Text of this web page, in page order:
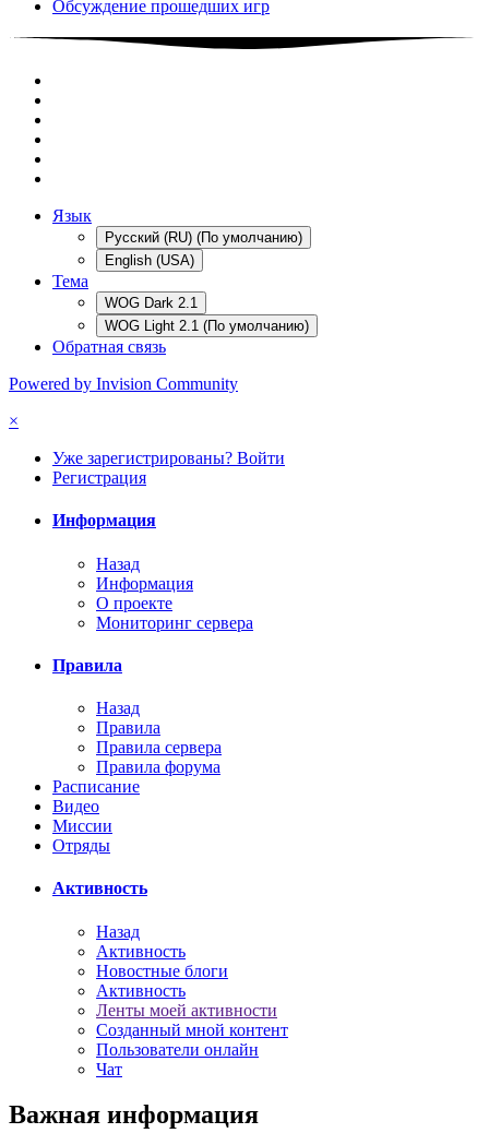
Обсуждение прошедших игр
Язык
Русский (RU) (По умолчанию)
English (USA)
Тема
WOG Dark 2.1
WOG Light 2.1 (По умолчанию)
Обратная связь
Powered by Invision Community
×
Уже зарегистрированы? Войти
Регистрация
Информация
Назад
Информация
О проекте
Мониторинг сервера
Правила
Назад
Правила
Правила сервера
Правила форума
Расписание
Видео
Миссии
Отряды
Активность
Назад
Активность
Новостные блоги
Активность
Ленты моей активности
Созданный мной контент
Пользователи онлайн
Чат
Важная информация